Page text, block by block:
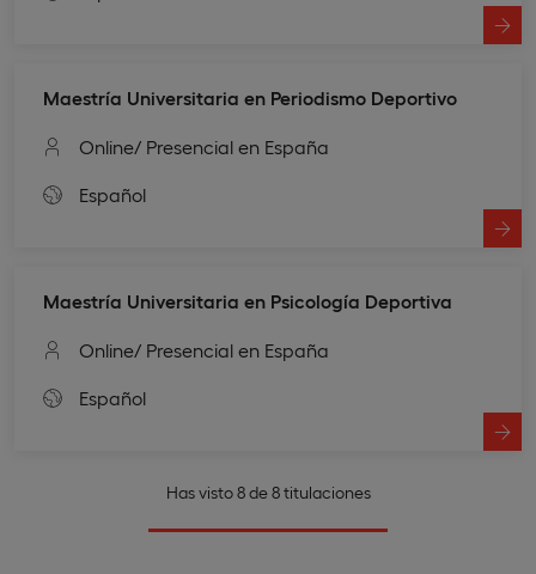
Maestría Universitaria en Periodismo Deportivo
Online/ Presencial en España
Español
Maestría Universitaria en Psicología Deportiva
Online/ Presencial en España
Español
Has visto 8 de 8 titulaciones